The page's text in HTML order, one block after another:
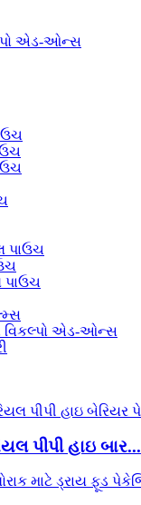
એડ-ઓન્સ
પાઉચ
પાઉચ
એડ-ઓન્સ
પીપી હાઇ બાર...